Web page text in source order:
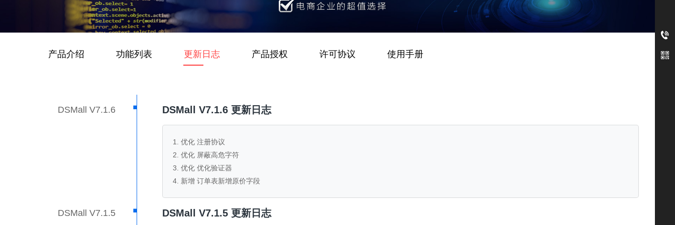
DSMall Pro授权
获得唯一授权码,避免法律纠纷，永无后
获得唯一授权码,避免法律纠纷，永无后
获得唯一授权码,避免法律纠纷，永无后
DSO2O使用手册
DSO2O授权
产品介绍 功能列表 更新日志 产品授权 许可协议 使用手册
DSMall V7.1.6 · DSMall V7.1.6 更新日志
1. 优化 注册协议
2. 优化 屏蔽高危字符
3. 优化 优化验证器
4. 新增 订单表新增原价字段
DSMall V7.1.5 · DSMall V7.1.5 更新日志